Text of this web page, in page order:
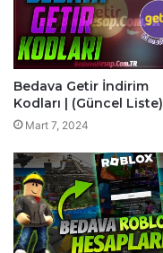
Bedava Getir İndirim
Kodları | (Güncel Liste)
Mart 7, 2024